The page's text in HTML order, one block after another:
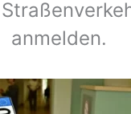
anmelden.